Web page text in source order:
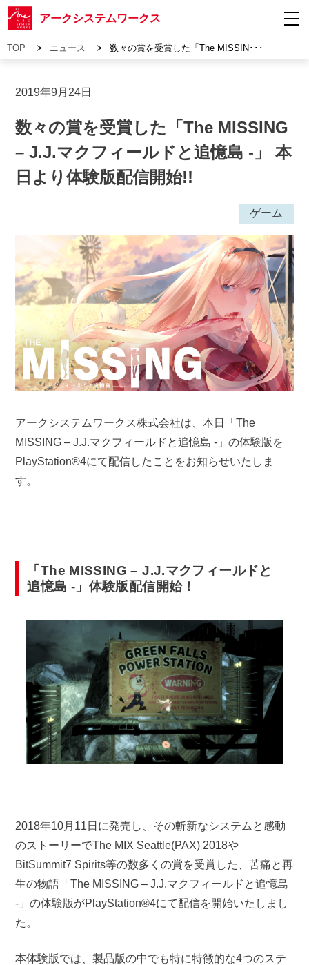
アークシステムワークス
TOP > ニュース > 数々の賞を受賞した「The MISSIN･･･
2019年9月24日
数々の賞を受賞した「The MISSING
– J.J.マクフィールドと追憶島 -」 本
日より体験版配信開始!!
ゲーム
アークシステムワークス株式会社は、本日「The
MISSING – J.J.マクフィールドと追憶島 -」の体験版を
PlayStation®4にて配信したことをお知らせいたしま
す。
「The MISSING – J.J.マクフィールドと
追憶島 -」体験版配信開始！
2018年10月11日に発売し、その斬新なシステムと感動
のストーリーでThe MIX Seattle(PAX) 2018や
BitSummit7 Spirits等の数多くの賞を受賞した、苦痛と再
生の物語「The MISSING – J.J.マクフィールドと追憶島
-」の体験版がPlayStation®4にて配信を開始いたしまし
た。
本体験版では、製品版の中でも特に特徴的な4つのステ